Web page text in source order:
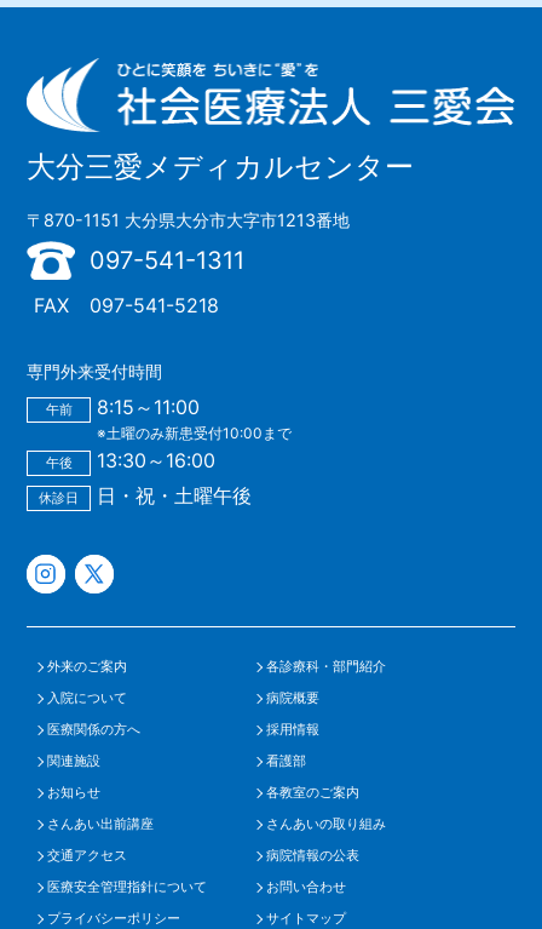
大分三愛メディカルセンター
〒870-1151 大分県大分市大字市1213番地
097-541-1311
FAX 097-541-5218
専門外来受付時間
午前 8:15～11:00
※土曜のみ新患受付10:00まで
午後 13:30～16:00
休診日 日・祝・土曜午後
外来のご案内
各診療科・部門紹介
入院について
病院概要
医療関係の方へ
採用情報
関連施設
看護部
お知らせ
各教室のご案内
さんあい出前講座
さんあいの取り組み
交通アクセス
病院情報の公表
医療安全管理指針について
お問い合わせ
プライバシーポリシー
サイトマップ